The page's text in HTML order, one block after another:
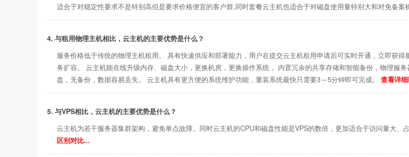
适合于对稳定性要求不是特别高但是要求价格便宜的客户群,同时套餐云主机也适合于对磁盘使用量特别大和对免备案
4. 与租用物理主机相比，云主机的主要优势是什么？
服务价格低于传统的物理主机租用。 具有快速供应和部署能力，用户在提交云主机租用申请后可实时开通，立即获
务扩容。 云主机能在线升级内存、磁盘大小，更换机房，更换操作系统， 内置冗余的共享存储和智能备份，物理服
盘，无备份，数据容易丢失。 云主机具有更方便的系统维护功能，重装系统最快只需要3～5分钟即可完成。 查看详
5. 与VPS相比，云主机的主要优势是什么？
云主机为若干服务器集群架构，避免单点故障。同时云主机的CPU和磁盘性能是VPS的数倍，更加适合于访问量大、
区别对比...